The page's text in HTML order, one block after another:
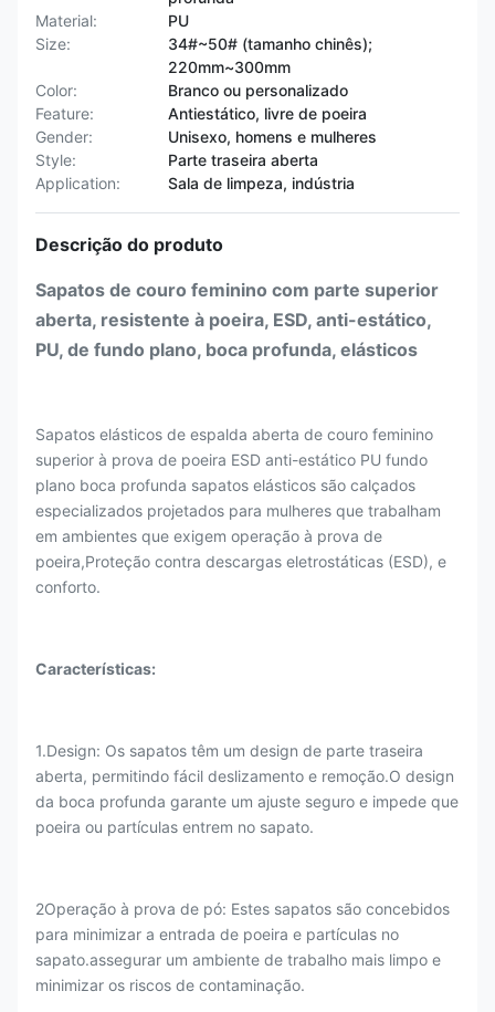
Material:
PU
Size:
34#~50# (tamanho chinês);
220mm~300mm
Color:
Branco ou personalizado
Feature:
Antiestático, livre de poeira
Gender:
Unisexo, homens e mulheres
Style:
Parte traseira aberta
Application:
Sala de limpeza, indústria
Descrição do produto
Sapatos de couro feminino com parte superior
aberta, resistente à poeira, ESD, anti-estático,
PU, de fundo plano, boca profunda, elásticos
Sapatos elásticos de espalda aberta de couro feminino
superior à prova de poeira ESD anti-estático PU fundo
plano boca profunda sapatos elásticos são calçados
especializados projetados para mulheres que trabalham
em ambientes que exigem operação à prova de
poeira,Proteção contra descargas eletrostáticas (ESD), e
conforto.
Características:
1.Design: Os sapatos têm um design de parte traseira
aberta, permitindo fácil deslizamento e remoção.O design
da boca profunda garante um ajuste seguro e impede que
poeira ou partículas entrem no sapato.
2Operação à prova de pó: Estes sapatos são concebidos
para minimizar a entrada de poeira e partículas no
sapato.assegurar um ambiente de trabalho mais limpo e
minimizar os riscos de contaminação.